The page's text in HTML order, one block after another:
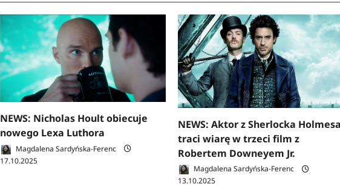
NEWS: Nicholas Hoult obiecuje
nowego Lexa Luthora
Magdalena Sardyńska-Ferenc
17.10.2025
NEWS: Aktor z Sherlocka
traci wiarę w trzeci film z
Robertem Downeyem Jr.
Magdalena Sardyńska-Ferenc
13.10.2025